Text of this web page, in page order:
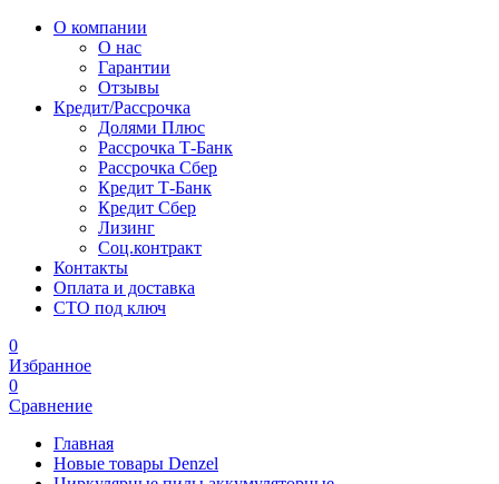
О компании
О нас
Гарантии
Отзывы
Кредит/Рассрочка
Долями Плюс
Рассрочка Т-Банк
Рассрочка Сбер
Кредит Т-Банк
Кредит Сбер
Лизинг
Соц.контракт
Контакты
Оплата и доставка
СТО под ключ
0
Избранное
0
Сравнение
Главная
Новые товары Denzel